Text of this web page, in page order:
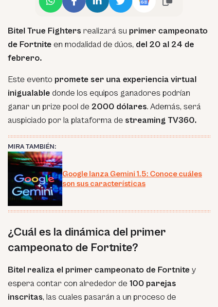
Bitel True Fighters realizará su primer campeonato
de Fortnite en modalidad de dúos, del 20 al 24 de
febrero.
Este evento promete ser una experiencia virtual
inigualable donde los equipos ganadores podrían
ganar un prize pool de 2000 dólares. Además, será
auspiciado por la plataforma de streaming TV360.
MIRA TAMBIÉN:
Google lanza Gemini 1.5: Conoce cuáles
son sus características
¿Cuál es la dinámica del primer
campeonato de Fortnite?
Bitel realiza el primer campeonato de Fortnite y
espera contar con alrededor de 100 parejas
inscritas, las cuales pasarán a un proceso de